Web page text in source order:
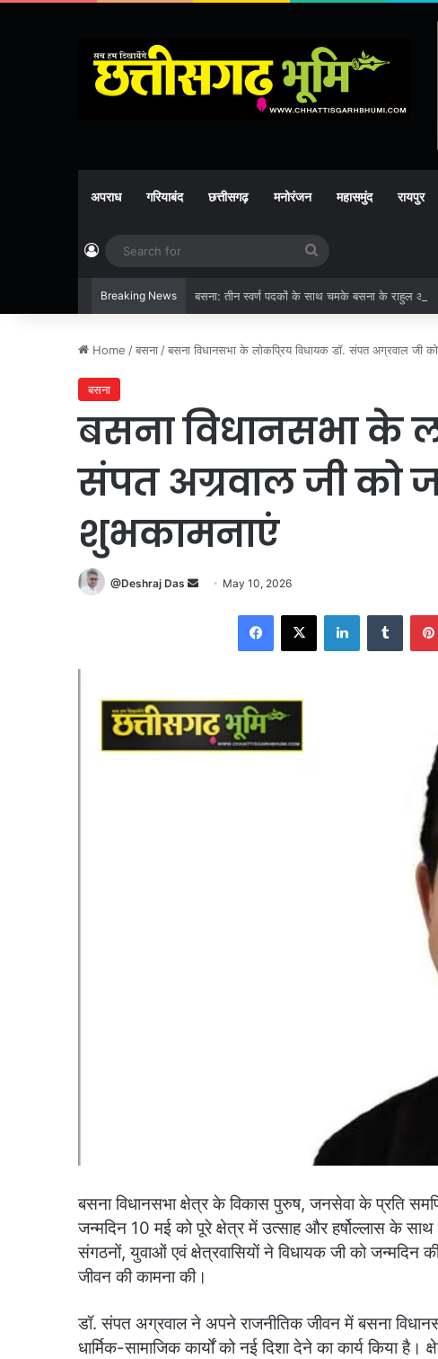
अपराध गरियाबंद छत्तीसगढ़ मनोरंजन महासमुंद रायपुर
Log In
Breaking News बसना: तीन स्वर्ण पदकों के साथ चमके बसना के राहुल
Home /बसना /बसना विधानसभा के लोकप्रिय विधायक डॉ. संपत अग्रवाल जी को
बसना
बसना विधानसभा के
संपत अग्रवाल जी को
शुभकामनाएं
@Deshraj Das
Send May 10, 2026
Facebook
X LinkedIn
बसना विधानसभा क्षेत्र के विकास पुरुष, जनसेवा के प्रति
जन्मदिन 10 मई को पूरे क्षेत्र में उत्साह और हर्षोल्लास के
संगठनों, युवाओं एवं क्षेत्रवासियों ने विधायक जी को
जीवन की कामना की।
डॉ. संपत अग्रवाल ने अपने राजनीतिक जीवन में बसना
धार्मिक-सामाजिक कार्यों को नई दिशा देने का कार्य किया